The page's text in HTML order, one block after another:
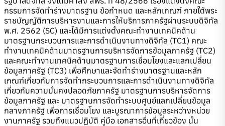
กรรมการจัดทำร่างมาตรฐาน ข้อกำหนด และหลักเกณฑ์ ภายใต้พระ
ราชบัญญัติการบริหารงานและการให้บริการภาครัฐผ่านระบบดิจิทัล
พ.ศ. 2562 (SC) และได้มีการแต่งตั้งคณะทำงานเทคนิคด้าน
มาตรฐานกระบวนการและการดำเนินงานทางดิจิทัล (TC1) คณะ
ทำงานเทคนิคด้านมาตรฐานการบริหารจัดการข้อมูลภาครัฐ (TC2)
และคณะทำงานเทคนิคด้านมาตรฐานการเชื่อมโยงและแลกเปลี่ยน
ข้อมูลภาครัฐ (TC3) เพื่อศึกษาและจัดทำร่างมาตรฐานและหลัก
เกณฑ์เกี่ยวกับการจัดทำกระบวนการและการดำเนินงานทางดิจิทัล
เกี่ยวกับความมั่นคงปลอดภัยภาครัฐ มาตรฐานการบริหารจัดการ
ข้อมูลภาครัฐ และ มาตรฐานการจัดทำระบบศูนย์แลกเปลี่ยนข้อมูล
กลางภาครัฐ เพื่อการเชื่อมโยง และบูรณาการข้อมูลระหว่างหน่วย
งานภาครัฐ รวมถึงแนวปฏิบัติ คู่มือ เอกสารอื่นที่เกี่ยวข้อง นั้น